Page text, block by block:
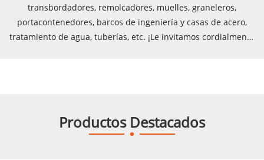
transbordadores, remolcadores, muelles, graneleros,
portacontenedores, barcos de ingeniería y casas de acero,
tratamiento de agua, tuberías, etc. ¡Le invitamos cordialmente
Productos Destacados